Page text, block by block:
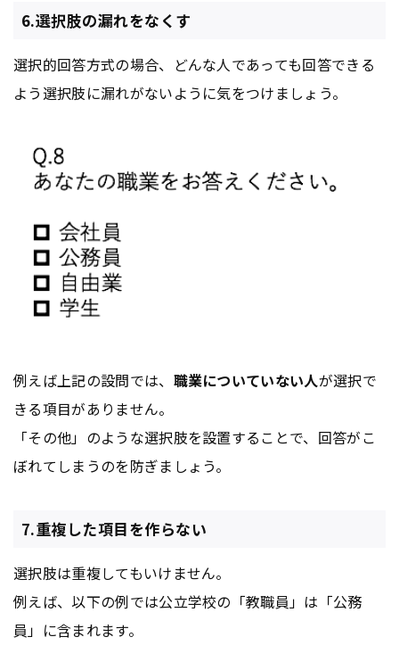
6.選択肢の漏れをなくす
選択的回答方式の場合、どんな人であっても回答できる
よう選択肢に漏れがないように気をつけましょう。
例えば上記の設問では、 職業についていない人が選択で
きる項目がありません。
「その他」のような選択肢を設置することで、回答がこ
ぼれてしまうのを防ぎましょう。
7.重複した項目を作らない
選択肢は重複してもいけません。
例えば、以下の例では公立学校の「教職員」は「公務
員」に含まれます。